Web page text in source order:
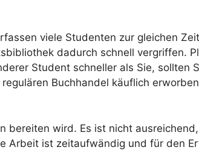
viele Studenten zur gleichen
dadurch schnell vergriffen.
Student schneller als Sie, sollten
Buchhandel käuflich
wird. Es ist nicht
ist zeitaufwändig und für den